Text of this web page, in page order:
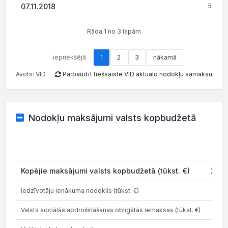
07.11.2018 5
Rāda 1 no 3 lapām
iepriekšējā 1 2 3 nākamā
Avots: VID Pārbaudīt tiešsaistē VID aktuālo nodokļu samaksu
Nodokļu maksājumi valsts kopbudžetā
Kopējie maksājumi valsts kopbudžetā (tūkst. €)
Iedzīvotāju ienākuma nodoklis (tūkst. €)
Valsts sociālās apdrošināšanas obligātās iemaksas (tūkst. €)